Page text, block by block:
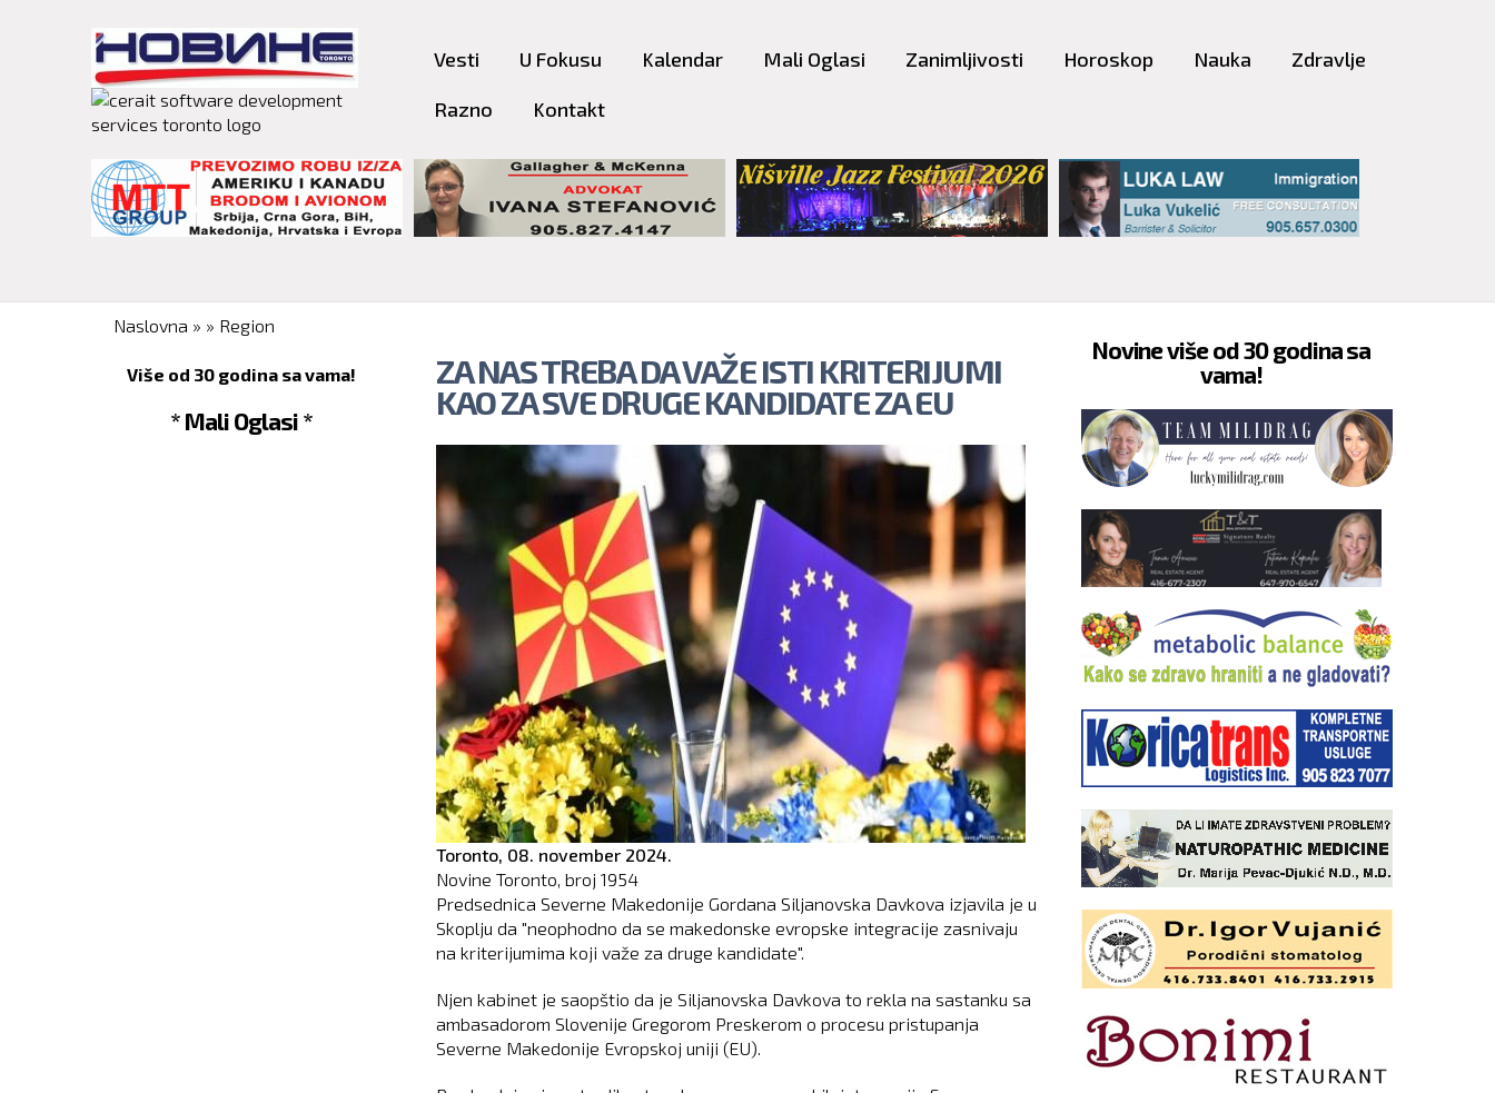
content
Vesti U Fokusu Kalendar Mali Oglasi Zanimljivosti Horoskop Nauka Zdravlje
Razno Kontakt
You are here
Naslovna » » Region
Više od 30 godina sa vama!
* Mali Oglasi *
ZA NAS TREBA DA VAŽE ISTI KRITERIJUMI
KAO ZA SVE DRUGE KANDIDATE ZA EU
Toronto, 08. november 2024.
Novine Toronto, broj 1954
Predsednica Severne Makedonije Gordana Siljanovska Davkova izjavila je u
Skoplju da "neophodno da se makedonske evropske integracije zasnivaju
na kriterijumima koji važe za druge kandidate".
Njen kabinet je saopštio da je Siljanovska Davkova to rekla na sastanku sa
ambasadorom Slovenije Gregorom Preskerom o procesu pristupanja
Severne Makedonije Evropskoj uniji (EU).
Novine više od 30 godina sa
vama!